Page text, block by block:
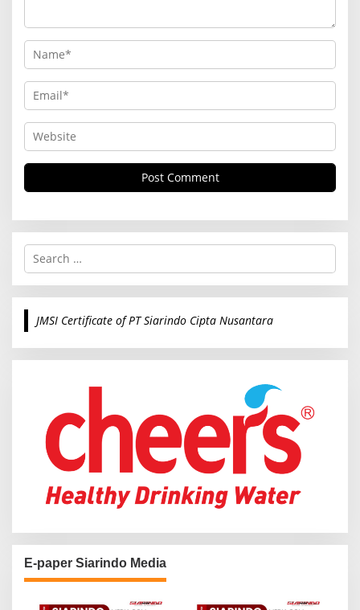
S
r
c
o
JMSI Certificate of PT Siarindo Cipta Nusantara
E-paper Siarindo Media